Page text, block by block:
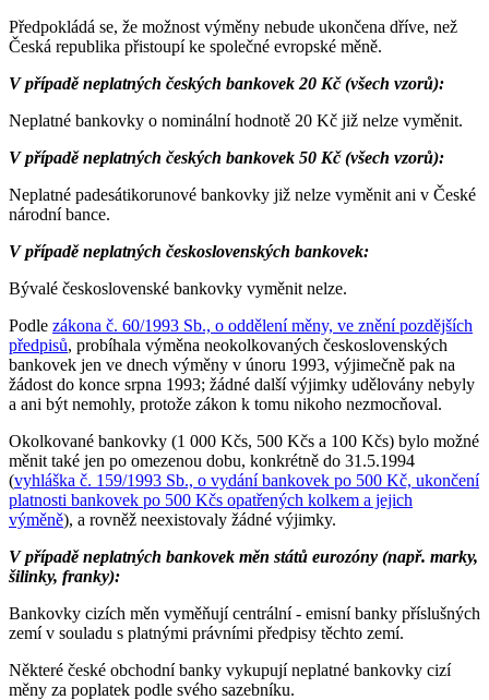
Předpokládá se, že možnost výměny nebude ukončena dříve, než
Česká republika přistoupí ke společné evropské měně.
V případě neplatných českých bankovek 20 Kč (všech vzorů):
Neplatné bankovky o nominální hodnotě 20 Kč již nelze vyměnit.
V případě neplatných českých bankovek 50 Kč (všech vzorů):
Neplatné padesátikorunové bankovky již nelze vyměnit ani v České
národní bance.
V případě neplatných československých bankovek:
Bývalé československé bankovky vyměnit nelze.
Podle zákona č. 60/1993 Sb., o oddělení měny, ve znění pozdějších
předpisů, probíhala výměna neokolkovaných československých
bankovek jen ve dnech výměny v únoru 1993, výjimečně pak na
žádost do konce srpna 1993; žádné další výjimky udělovány nebyly
a ani být nemohly, protože zákon k tomu nikoho nezmocňoval.
Okolkované bankovky (1 000 Kčs, 500 Kčs a 100 Kčs) bylo možné
měnit také jen po omezenou dobu, konkrétně do 31.5.1994
(vyhláška č. 159/1993 Sb., o vydání bankovek po 500 Kč, ukončení
platnosti bankovek po 500 Kčs opatřených kolkem a jejich
výměně), a rovněž neexistovaly žádné výjimky.
V případě neplatných bankovek měn států eurozóny (např. marky,
šilinky, franky):
Bankovky cizích měn vyměňují centrální - emisní banky příslušných
zemí v souladu s platnými právními předpisy těchto zemí.
Některé české obchodní banky vykupují neplatné bankovky cizí
měny za poplatek podle svého sazebníku.